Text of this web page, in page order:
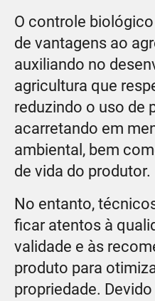
O controle
de vantagens ao
auxiliando no
agricultura que
reduzindo o uso de
acarretando em
ambiental, bem
de vida do produtor.
No entanto,
ficar atentos à
validade e às
produto para
propriedade.